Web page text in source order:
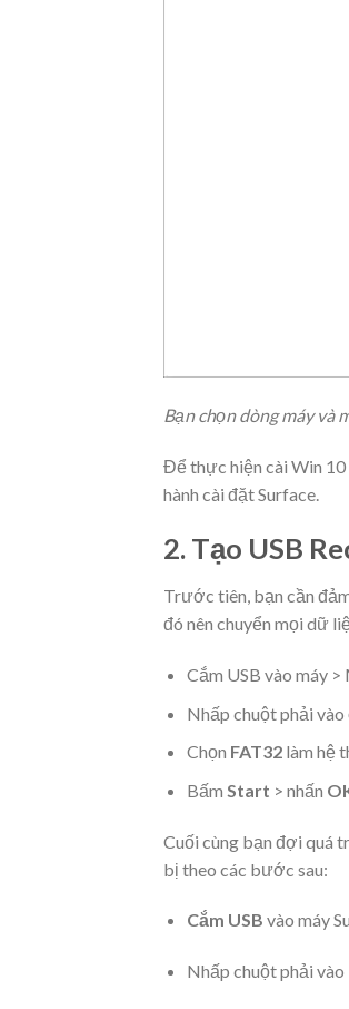
Bạn chọn dòng máy và
Để thực hiện cài Win
hành cài đặt Surface.
2. Tạo USB
Trước tiên, bạn cần
đó nên chuyển mọi dữ
Cắm USB vào máy
Nhấp chuột phải vào
Chọn FAT32làm hệ
Bấm Start > nhấn
Cuối cùng bạn đợi quá
bị theo các bước sau:
Cắm USB vào máy
Nhấp chuột phải vào